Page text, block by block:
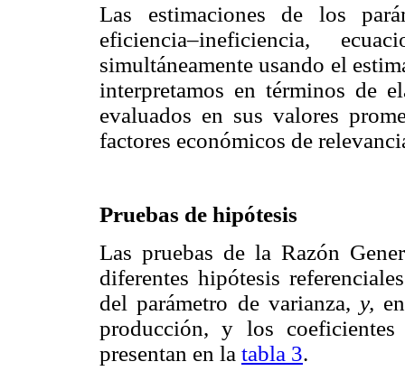
Las estimaciones de los
eficiencia–ineficiencia,
simultáneamente usando el
interpretamos en términos de
evaluados en sus valores
factores económicos de
Pruebas de hipótesis
Las pruebas de la Razón
diferentes hipótesis
del parámetro de varianza, y,
producción, y los
presentan en la tabla 3.